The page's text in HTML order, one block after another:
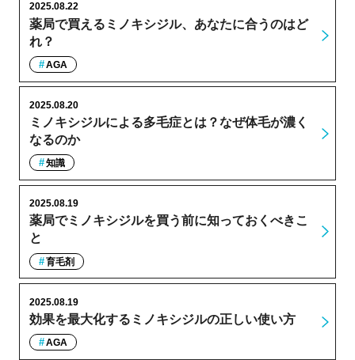
薬局で買えるミノキシジル、あなたに合うのはど
れ？
2025.08.22
AGA
ミノキシジルによる多毛症とは？なぜ体毛が濃く
なるのか
2025.08.20
知識
薬局でミノキシジルを買う前に知っておくべきこ
と
2025.08.19
育毛剤
効果を最大化するミノキシジルの正しい使い方
2025.08.19
AGA